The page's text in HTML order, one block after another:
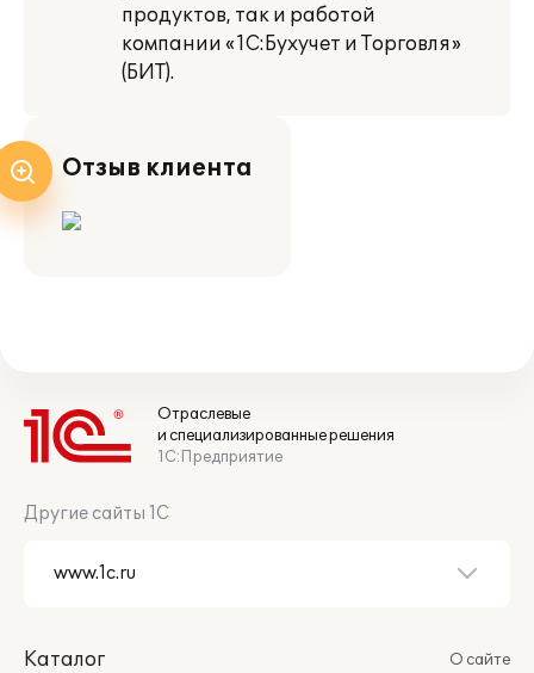
продуктов, так и работой
компании «1С:Бухучет и Торговля»
(БИТ).
Отзыв клиента
Отраслевые
и специализированные решения
1С:Предприятие
Другие сайты 1С
Каталог
О сайте